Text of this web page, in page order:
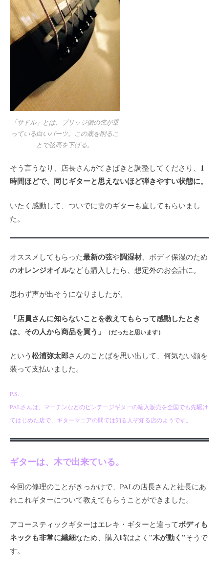
「サドル」とは、ブリッジ側の弦が乗
っている白いパーツ。この底を削るこ
とで弦高を下げる。
そう言うなり、店長さんがてきぱきと調整してくださり、 1
時間ほどで、同じギターと思えないほど弾きやすい状態に。
いたく感動して、ついでに妻のギターも直してもらいまし
た。
オススメしてもらった最新の弦や調湿材 、ボディ保湿のため
のオレンジオイルなども購入したら、想定外のお会計に。
思わず声が出そうになりましたが、
「店員さんに知らないことを教えてもらって感動したとき
は、その人から商品を買う」
（だったと思います）
という 松浦弥太郎さんのことばを思い出して、何気ない顔を
装って支払いました。
P.S.
PALさんは、マーチンなどのビンテージギターの輸入販売を全国でも先駆け
てはじめた店で、ギターマニアの間では知る人ぞ知る店のようです。
ギターは、木で出来ている。
今回の修理のことがきっかけで、PALの店長さんと社長にあ
れこれギターについて教えてもらうことができました。
アコースティックギターはエレキ・ギターと違ってボディも
ネックも非常に繊細なため、購入時はよく”木が動く”そうで
す。